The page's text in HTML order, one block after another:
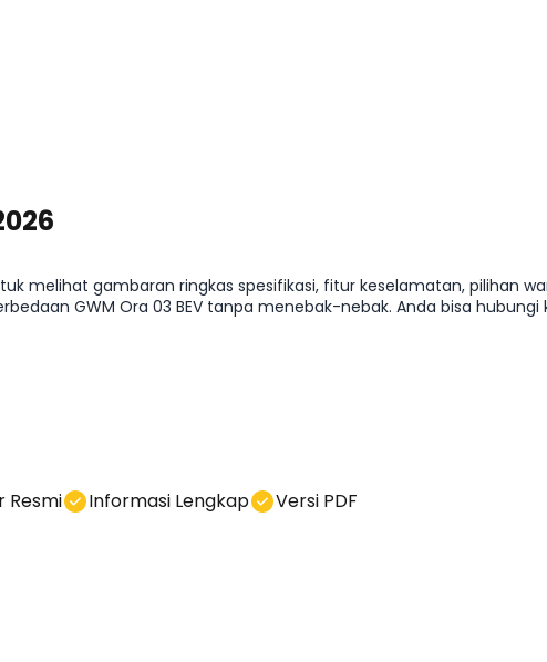
melihat gambaran ringkas spesifikasi, fitur keselamatan, pilihan
GWM Ora 03 BEV tanpa menebak-nebak. Anda bisa
Resmi Informasi Lengkap Versi PDF